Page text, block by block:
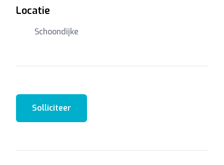
Locatie
Schoondijke
Solliciteer